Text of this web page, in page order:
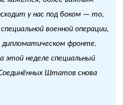
у нас под боком — то,
военной операции,
фронте.
этой неделе специальный
Штатов снова